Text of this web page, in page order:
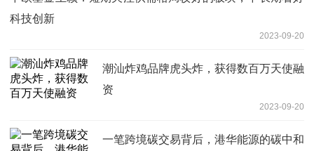
科技创新
2023-09-20
潮汕炸鸡品牌虎头炸，获得数百万天使融
资
2023-09-20
一笔跨境碳交易背后，港华能源的碳中和